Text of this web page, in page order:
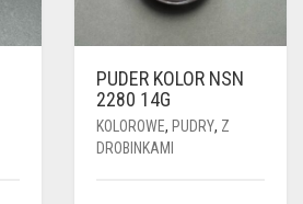
PUDER KOLOR NSN
2280 14G
KOLOROWE, PUDRY, Z
DROBINKAMI